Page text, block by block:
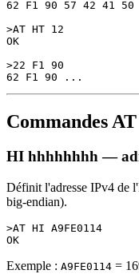
62 F1 90 57 42 41
>AT HT 12
OK
>22 F1 90
Commandes
HI hhhhhhhh —
Définit l'adresse IPv4 de
big-endian).
>AT HI A9FE0114
Exemple : A9FE0114 =